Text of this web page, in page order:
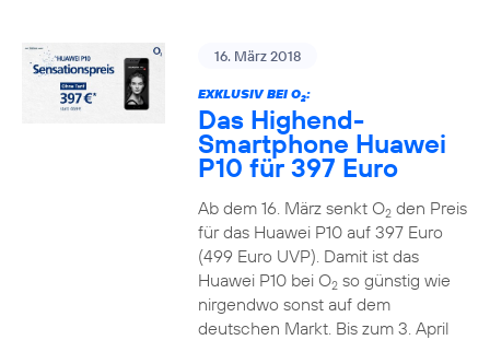
16. März 2018
EXKLUSIV BEI O2:
Das Highend-
Smartphone Huawei
P10 für 397 Euro
Ab dem 16. März senkt O2den Preis
für das Huawei P10 auf 397 Euro
(499 Euro UVP). Damit ist das
Huawei P10 bei O2so günstig wie
nirgendwo sonst auf dem
deutschen Markt. Bis zum 3. April